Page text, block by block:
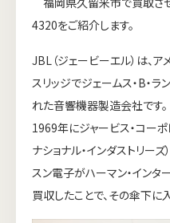
4320をご紹介します。
JBL（ジェービーエル）は、
スリッジでジェームス・B・
れた音響機器製造会社です。
1969年にジャービス・コーポ
ナショナル・インダストリー
スン電子がハーマン・インタ
買収したことで、その傘下に